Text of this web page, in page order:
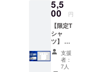
らのお
礼動画
（約60
秒。
メール
に添付
しま
す。）
・オリ
5,5
00 円
【限定T
シャ
ツ】 ・
DGFC
限定携
帯壁紙
支援
者：
7人